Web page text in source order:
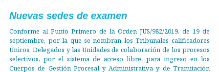
Nuevas sedes de examen
Conforme al Punto Primero de la Orden JUS/982/2019, de 19 de
septiembre, por la que se nombran los Tribunales calificadores
Únicos, Delegados y las Unidades de colaboración de los procesos
selectivos, por el sistema de acceso libre, para ingreso en los
Cuerpos de Gestión Procesal y Administrativa y de Tramitación